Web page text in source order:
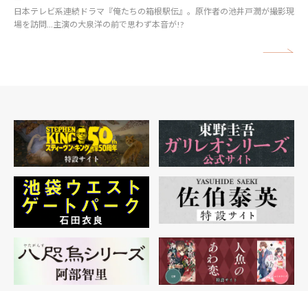
日本テレビ系連続ドラマ『俺たちの箱根駅伝』。原作者の池井戸潤が撮影現
場を訪問…主演の大泉洋の前で思わず本音が!?